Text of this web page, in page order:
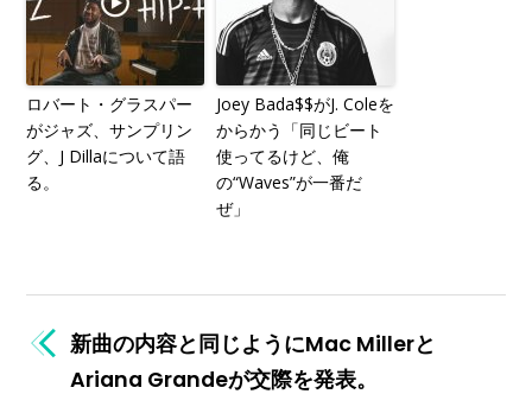
ロバート・グラスパー
がジャズ、サンプリン
グ、J Dillaについて語
る。
Joey Bada$$がJ. Coleを
からかう「同じビート
使ってるけど、俺
の“Waves”が一番だ
ぜ」
新曲の内容と同じようにMac Millerと
Ariana Grandeが交際を発表。